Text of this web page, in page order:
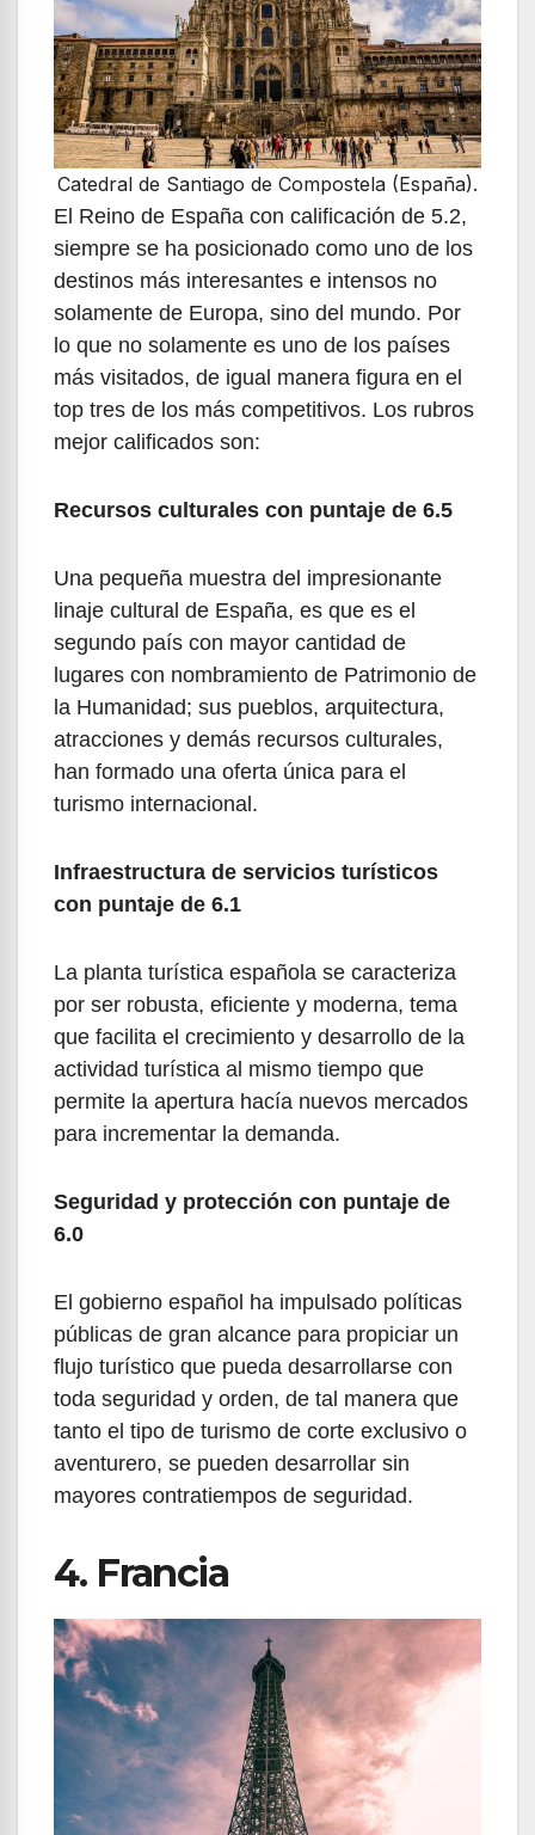
Catedral de Santiago de Compostela (España).
El Reino de España con calificación de 5.2,
siempre se ha posicionado como uno de los
destinos más interesantes e intensos no
solamente de Europa, sino del mundo. Por
lo que no solamente es uno de los países
más visitados, de igual manera figura en el
top tres de los más competitivos. Los rubros
mejor calificados son:
Recursos culturales con puntaje de 6.5
Una pequeña muestra del impresionante
linaje cultural de España, es que es el
segundo país con mayor cantidad de
lugares con nombramiento de Patrimonio de
la Humanidad; sus pueblos, arquitectura,
atracciones y demás recursos culturales,
han formado una oferta única para el
turismo internacional.
Infraestructura de servicios turísticos
con puntaje de 6.1
La planta turística española se caracteriza
por ser robusta, eficiente y moderna, tema
que facilita el crecimiento y desarrollo de la
actividad turística al mismo tiempo que
permite la apertura hacía nuevos mercados
para incrementar la demanda.
Seguridad y protección con puntaje de
6.0
El gobierno español ha impulsado políticas
públicas de gran alcance para propiciar un
flujo turístico que pueda desarrollarse con
toda seguridad y orden, de tal manera que
tanto el tipo de turismo de corte exclusivo o
aventurero, se pueden desarrollar sin
mayores contratiempos de seguridad.
4. Francia